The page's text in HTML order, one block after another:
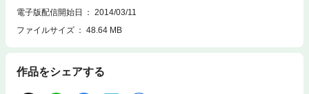
電子版配信開始日
2014/03/11
ファイルサイズ
48.64 MB
作品をシェアする